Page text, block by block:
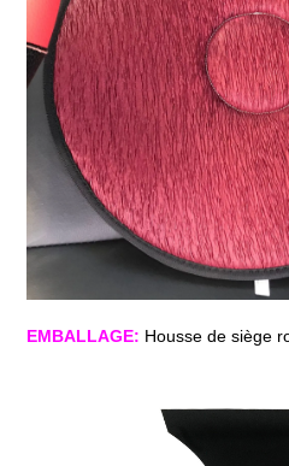
EMBALLAGE: Housse de siège